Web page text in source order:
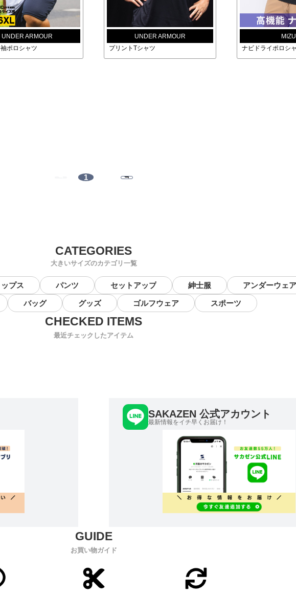
UNDER ARMOUR
袖ポロシャツ
UNDER ARMOUR
プリントTシャツ
ナビドライポロシ
1
大きいサイズのカテゴリ一覧
ップス パンツ セットアップ 紳士服 アンダーウェア
バッグ グッズ ゴルフウェア スポーツ
最近チェックしたアイテム
SAKAZEN 公式アカウント
最新情報をイチ早くお届け！
お買い物ガイド